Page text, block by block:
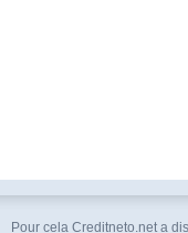
Pour cela Creditneto.net a